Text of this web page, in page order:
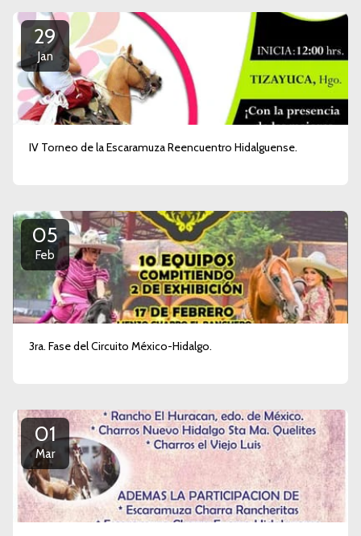
29
Jan
IV Torneo de la Escaramuza Reencuentro Hidalguense.
05
Feb
3ra. Fase del Circuito México-Hidalgo.
01
Mar